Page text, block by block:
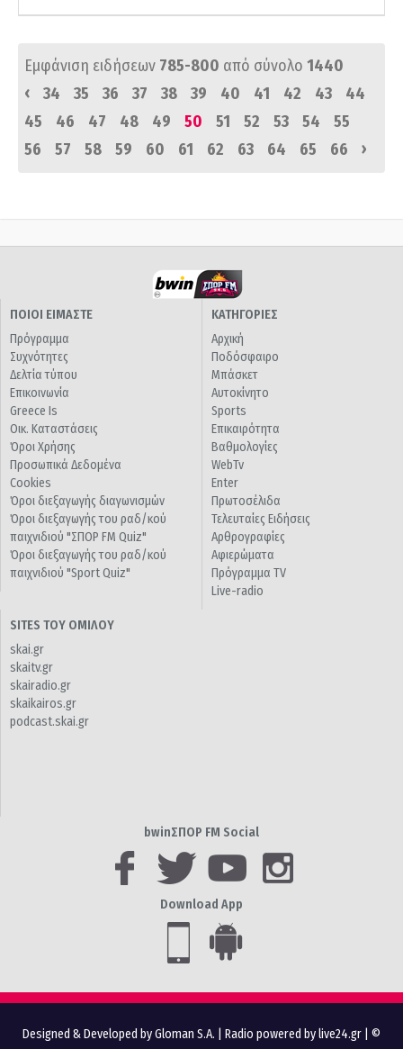
Εμφάνιση ειδήσεων 785-800 από σύνολο 1440
‹
34 35 36 37 38 39 40 41 42 43
44
45
46 47 48 49 50 51 52 53 54
55
56
57 58 59 60 61 62 63 64 65 66 ›
ΠΟΙΟΙ ΕΙΜΑΣΤΕ
Πρόγραμμα
Συχνότητες
Δελτία τύπου
Επικοινωνία
Greece Is
Οικ. Καταστάσεις
Όροι Χρήσης
Προσωπικά Δεδομένα
Cookies
Όροι διεξαγωγής διαγωνισμών
Όροι διεξαγωγής του ραδ/κού
παιχνιδιού "ΣΠΟΡ FM Quiz"
Όροι διεξαγωγής του ραδ/κού
παιχνιδιού "Sport Quiz"
ΚΑΤΗΓΟΡΙΕΣ
Αρχική
Ποδόσφαιρο
Μπάσκετ
Αυτοκίνητο
Sports
Επικαιρότητα
Βαθμολογίες
WebTv
Enter
Πρωτοσέλιδα
Τελευταίες Ειδήσεις
Αρθρογραφίες
Αφιερώματα
Πρόγραμμα TV
Live-radio
SITES ΤΟΥ ΟΜΙΛΟΥ
skai.gr
skaitv.gr
skairadio.gr
skaikairos.gr
podcast.skai.gr
bwinΣΠΟΡ FM Social
Download App
Designed & Developed by Gloman S.A. Radio powered by live24.gr | ©